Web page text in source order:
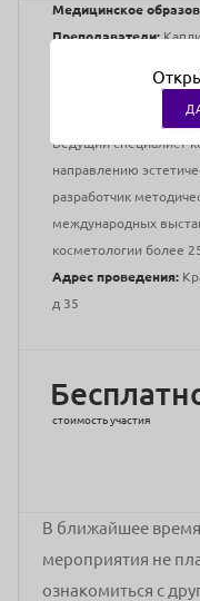
Медицинское
Преподаватели:
профессиональной
Ведущий специалист
направлению
разработчик
международных
косметологии более
Адрес проведения:
д 35
стоимость участия
В ближайшее
мероприятия не
ознакомиться с